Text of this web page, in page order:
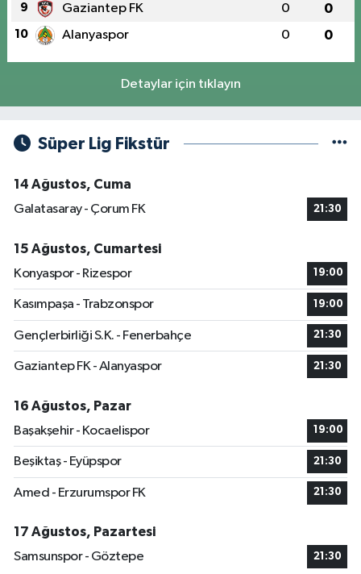
9 Gaziantep FK 0 0
10 Alanyaspor 0 0
Detaylar için tıklayın
Süper Lig Fikstür
14 Ağustos, Cuma
Galatasaray - Çorum FK
21:30
15 Ağustos, Cumartesi
Konyaspor - Rizespor
19:00
Kasımpaşa - Trabzonspor 19:00
Gençlerbirliği S.K. - Fenerbahçe 21:30
Gaziantep FK - Alanyaspor 21:30
16 Ağustos, Pazar
Başakşehir - Kocaelispor
19:00
Beşiktaş - Eyüpspor 21:30
Amed - Erzurumspor FK 21:30
17 Ağustos, Pazartesi
Samsunspor - Göztepe
21:30